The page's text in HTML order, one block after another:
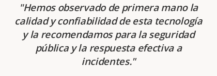
Hemos observado de primera mano la
calidad y confiabilidad de esta tecnología
y la recomendamos para la seguridad
pública y la respuesta efectiva a
incidentes.